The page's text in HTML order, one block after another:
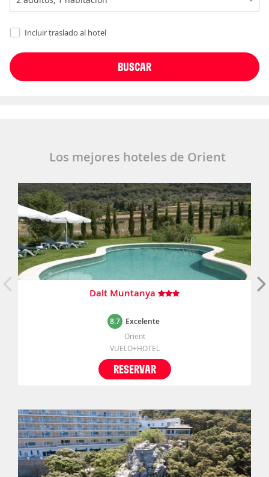
Incluir traslado al hotel
Los mejores hoteles de Orient
Dalt Muntanya
8.7 Excelente
Orient
VUELO+HOTEL
RESERVAR